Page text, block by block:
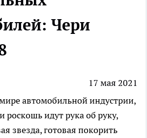
Чери
17 мая 2021
автомобильной индустрии,
роскошь идут рука об руку,
звезда, готовая покорить